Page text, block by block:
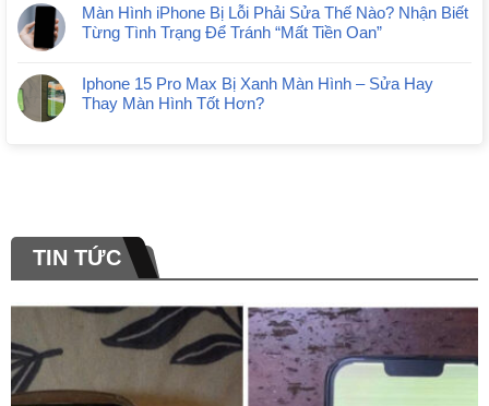
Màn Hình iPhone Bị Lỗi Phải Sửa Thế Nào? Nhận Biết
Từng Tình Trạng Để Tránh “Mất Tiền Oan”
Iphone 15 Pro Max Bị Xanh Màn Hình – Sửa Hay
Thay Màn Hình Tốt Hơn?
TIN TỨC